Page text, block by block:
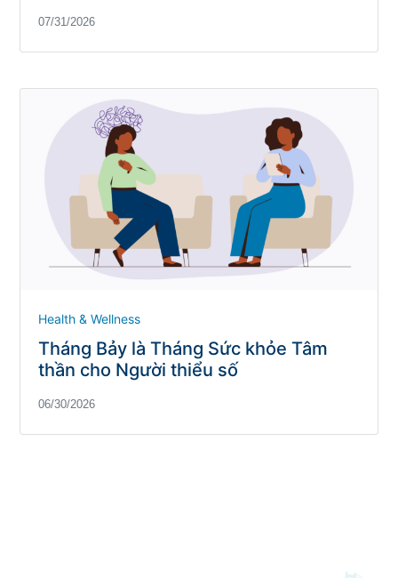
07/31/2026
Health & Wellness
Tháng Bảy là Tháng Sức khỏe Tâm
thần cho Người thiểu số
06/30/2026